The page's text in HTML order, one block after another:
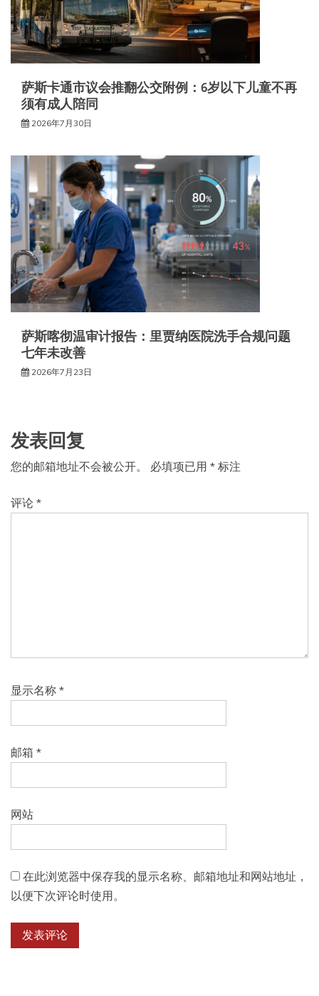
萨斯卡通市议会推翻公交附例：6岁以下儿童不再
须有成人陪同
2026年7月30日
萨斯喀彻温审计报告：里贾纳医院洗手合规问题
七年未改善
2026年7月23日
发表回复
您的邮箱地址不会被公开。 必填项已用 * 标注
评论 *
显示名称 *
邮箱 *
网站
在此浏览器中保存我的显示名称、邮箱地址和网站地址，
以便下次评论时使用。